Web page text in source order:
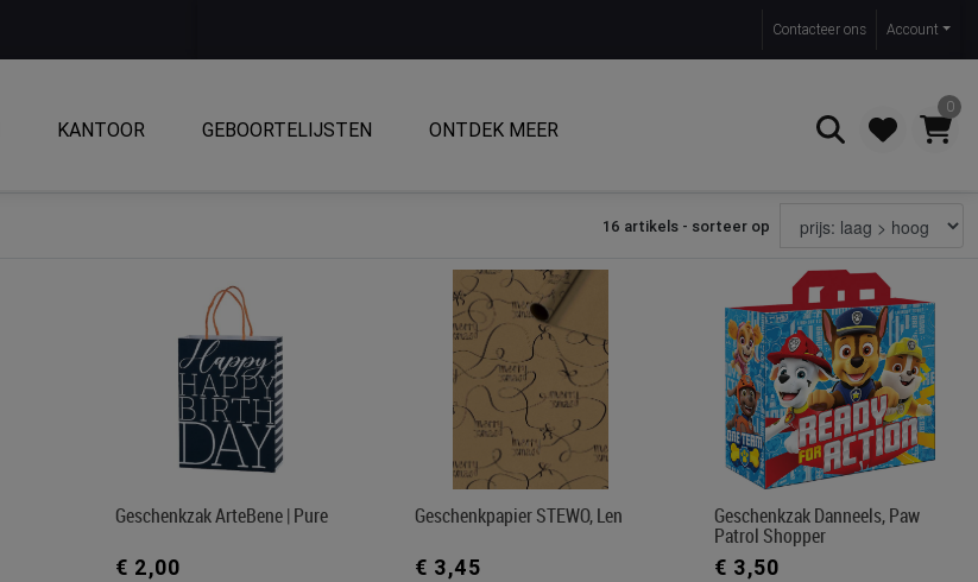
Contacteer ons Account
KANTOOR GEBOORTELIJSTEN ONTDEK MEER
0
Zoeken
16 artikels - sorteer op
Geschenkzak ArteBene | Pure
€ 2,00
Geschenkpapier STEWO, Len
€ 3,45
Geschenkzak Danneels, Paw
Patrol Shopper
€ 3,50